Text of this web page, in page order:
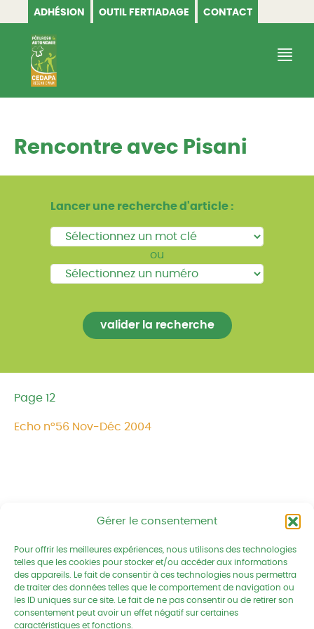
Gérer le consentement
Pour offrir les meilleures expériences, nous utilisons des technologies
telles que les cookies pour stocker et/ou accéder aux informations
des appareils. Le fait de consentir à ces technologies nous permettra
de traiter des données telles que le comportement de navigation ou
les ID uniques sur ce site. Le fait de ne pas consentir ou de retirer son
consentement peut avoir un effet négatif sur certaines
caractéristiques et fonctions.
ADHÉSION OUTIL FERTIADAGE CONTACT
CEDAPA
Rencontre avec Pisani
Lancer une recherche d'article :
ou
Page 12
Echo n°56 Nov-Déc 2004
Réseau CIVAM - Campagnes vivantes
2 av. du Chalutier Sans Pitié BP
332
22190 PLERIN cedex